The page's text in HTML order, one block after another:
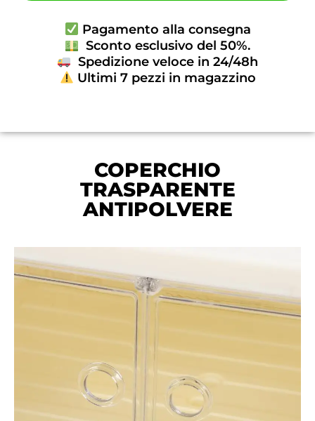
Pagamento alla consegna
Sconto esclusivo del 50%.
Spedizione veloce in 24/48h
Ultimi 7 pezzi in magazzino
COPERCHIO
TRASPARENTE
ANTIPOLVERE